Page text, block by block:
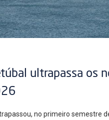
ultrapassa os
no primeiro semestre